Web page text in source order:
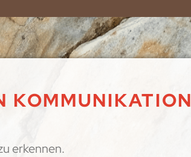
KOMMUNIKATION
erkennen.